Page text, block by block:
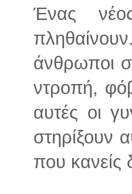
Ένας
άνθρωποι
ντροπή,
αυτές οι
στηρίξουν
που κανείς